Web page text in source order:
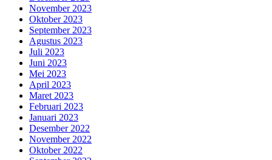
November 2023
Oktober 2023
September 2023
Agustus 2023
Juli 2023
Juni 2023
Mei 2023
April 2023
Maret 2023
Februari 2023
Januari 2023
Desember 2022
November 2022
Oktober 2022